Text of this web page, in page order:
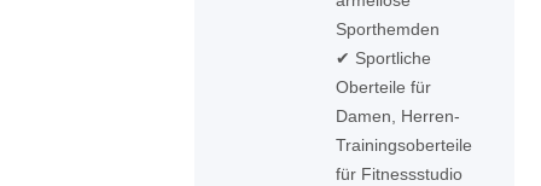
Sporthemden
✔ Sportliche
Oberteile für
Damen, Herren-
Trainingsoberteile
für Fitnessstudio